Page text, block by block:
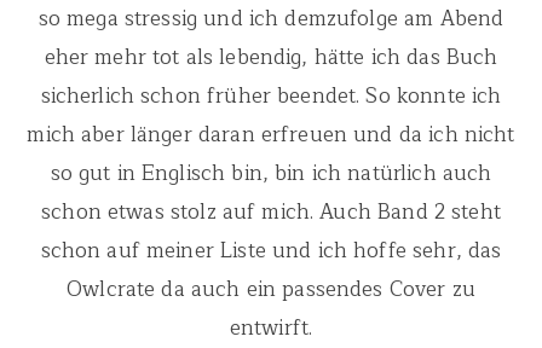
so mega stressig und ich demzufolge am Abend
eher mehr tot als lebendig, hätte ich das Buch
sicherlich schon früher beendet. So konnte ich
mich aber länger daran erfreuen und da ich nicht
so gut in Englisch bin, bin ich natürlich auch
schon etwas stolz auf mich. Auch Band 2 steht
schon auf meiner Liste und ich hoffe sehr, das
Owlcrate da auch ein passendes Cover zu
entwirft.